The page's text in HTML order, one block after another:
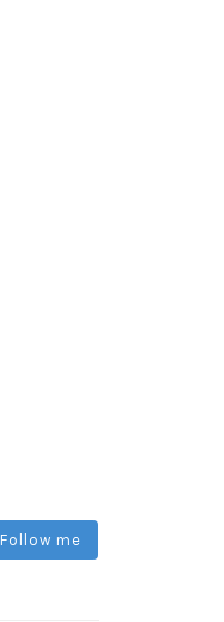
Follow me